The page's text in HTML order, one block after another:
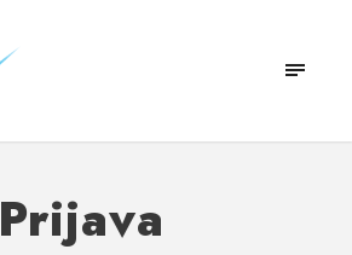
Prijava